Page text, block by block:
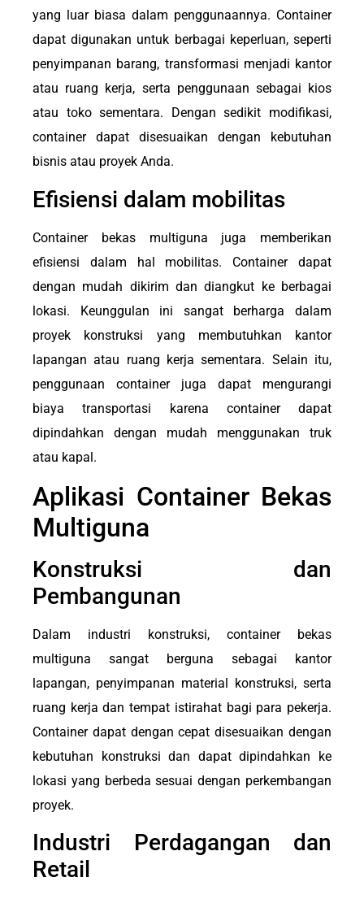
yang luar biasa dalam penggunaannya. Container
dapat digunakan untuk berbagai keperluan, seperti
penyimpanan barang, transformasi menjadi kantor
atau ruang kerja, serta penggunaan sebagai kios
atau toko sementara. Dengan sedikit modifikasi,
container dapat disesuaikan dengan kebutuhan
bisnis atau proyek Anda.
Efisiensi dalam mobilitas
Container bekas multiguna juga memberikan
efisiensi dalam hal mobilitas. Container dapat
dengan mudah dikirim dan diangkut ke berbagai
lokasi. Keunggulan ini sangat berharga dalam
proyek konstruksi yang membutuhkan kantor
lapangan atau ruang kerja sementara. Selain itu,
penggunaan container juga dapat mengurangi
biaya transportasi karena container dapat
dipindahkan dengan mudah menggunakan truk
atau kapal.
Aplikasi Container Bekas
Multiguna
Konstruksi dan
Pembangunan
Dalam industri konstruksi, container bekas
multiguna sangat berguna sebagai kantor
lapangan, penyimpanan material konstruksi, serta
ruang kerja dan tempat istirahat bagi para pekerja.
Container dapat dengan cepat disesuaikan dengan
kebutuhan konstruksi dan dapat dipindahkan ke
lokasi yang berbeda sesuai dengan perkembangan
proyek.
Industri Perdagangan dan
Retail